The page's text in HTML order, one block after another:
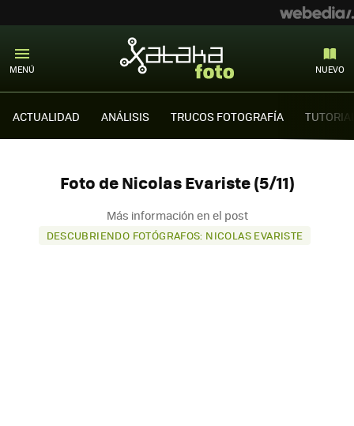
MENÚ NUEVO
ACTUALIDAD ANÁLISIS TRUCOS FOTOGRAFÍA
Foto de Nicolas Evariste (5/11)
Más información en el post
DESCUBRIENDO FOTÓGRAFOS: NICOLAS EVARISTE